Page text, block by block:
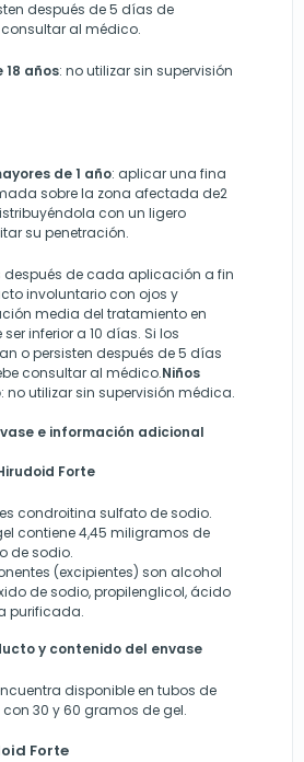
después de 5 días de
al médico.
18 años: no utilizar sin supervisión
de 1 año: aplicar una fina
sobre la zona afectada de2
con un ligero
su penetración.
después de cada aplicación a fin
involuntario con ojos y
media del tratamiento en
inferior a 10 días. Si los
o persisten después de 5 días
consultar al médico.Niños
: no utilizar sin supervisión médica.
e información adicional
Forte
condroitina sulfato de sodio.
contiene 4,45 miligramos de
de sodio.
(excipientes) son alcohol
de sodio, propilenglicol, ácido
purificada.
y contenido del envase
disponible en tubos de
30 y 60 gramos de gel.
Forte